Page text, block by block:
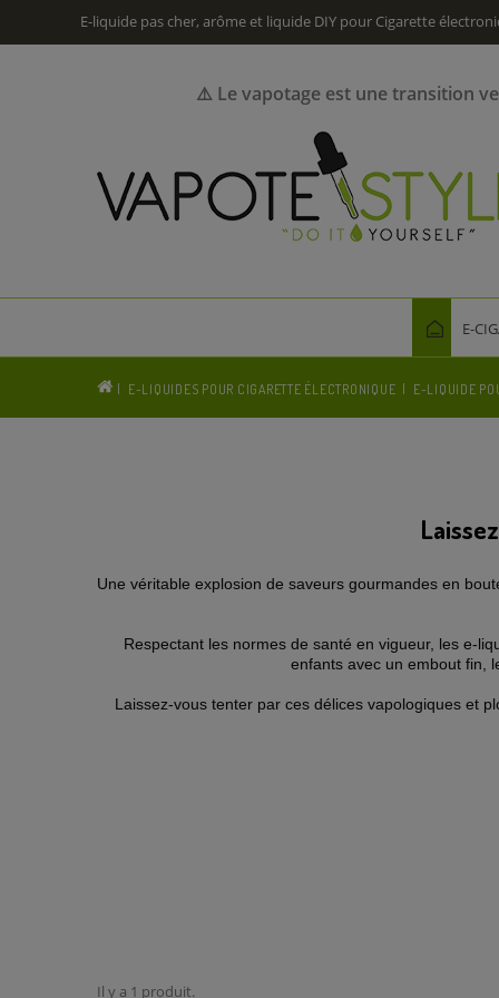
E-liquide pas cher, arôme et liquide DIY pour Cigarette
⚠️ Le vapotage est une transition
E-
E-LIQUIDES POUR CIGARETTE ÉLECTRONIQUE E-LIQUIDE
Une véritable explosion de saveurs gourmandes en
Respectant les normes de santé en vigueur, les e-
enfants avec un embout fin,
Laissez-vous tenter par ces délices vapologiques et
Il y a 1 produit.